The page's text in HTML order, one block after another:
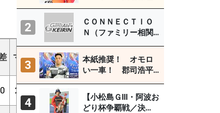
マ 1着 2着 3着 外 勝% 2連% 3連%
0 2 2
３～５日）
2
ＣＯＮＮＥＣＴＩＯ
Ｎ（ファミリー相関
野ＦⅠ ７月27～29
日）
3
本紙推奨！ オモロ
い一車！ 郡司浩平
～４日）
4
【小松島ＧⅢ・阿波お
どり杯争覇戦／決